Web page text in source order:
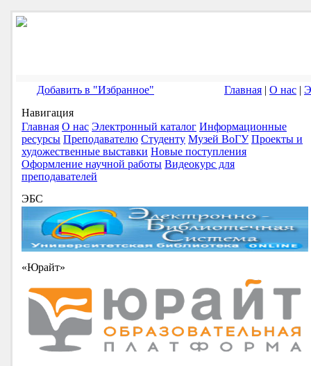
Добавить в "Избранное" Главная | О нас |
Навигация
Главная О нас Электронный каталог Информационные
ресурсы Преподавателю Студенту Музей ВоГУ Проекты и
художественные выставки Новые поступления
Оформление научной работы Видеокурс для
преподавателей
ЭБС
«Юрайт»